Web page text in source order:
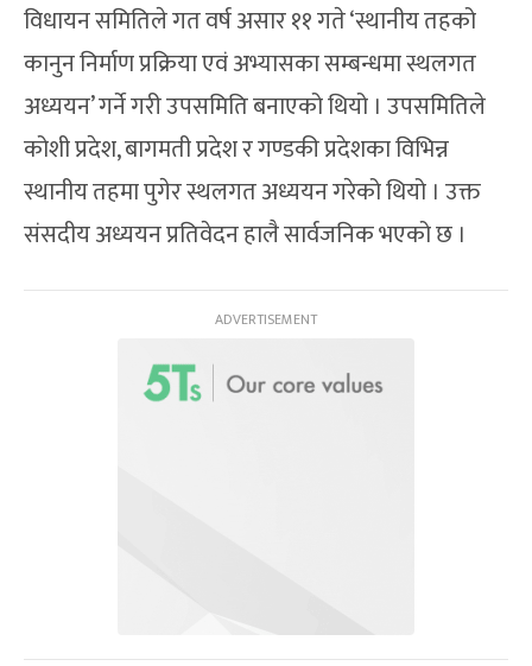
विधायन समितिले गत वर्ष असार ११ गते ‘स्थानीय तहको
कानुन निर्माण प्रक्रिया एवं अभ्यासका सम्बन्धमा स्थलगत
अध्ययन’ गर्ने गरी उपसमिति बनाएको थियो । उपसमितिले
कोशी प्रदेश, बागमती प्रदेश र गण्डकी प्रदेशका विभिन्न
स्थानीय तहमा पुगेर स्थलगत अध्ययन गरेको थियो । उक्त
संसदीय अध्ययन प्रतिवेदन हालै सार्वजनिक भएको छ ।